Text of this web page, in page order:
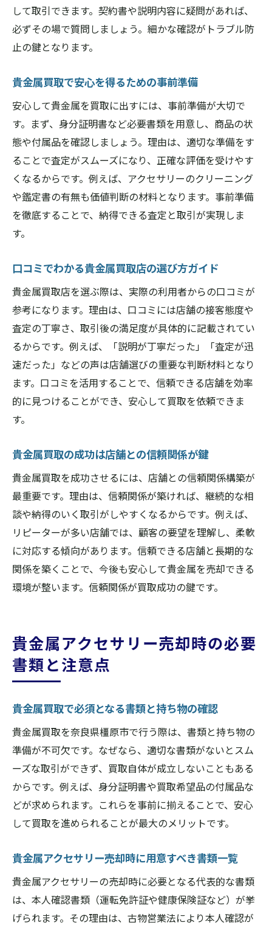
アクセサリー買取で生活にゆとりを生む方
法
貴金属買取後の資金活用術と注意点の紹介
現金化した貴金属で資産運用を始めるヒン
ト
貴金属買取を通じて新たな価値を見つける
方法
貴金属アクセサリー現金化後のおすすめ活
用法
して取引できます。契約書や説明内容に疑問があれば、
必ずその場で質問しましょう。細かな確認がトラブル防
止の鍵となります。
貴金属買取で安心を得るための事前準備
安心して貴金属を買取に出すには、事前準備が大切で
す。まず、身分証明書など必要書類を用意し、商品の状
態や付属品を確認しましょう。理由は、適切な準備をす
ることで査定がスムーズになり、正確な評価を受けやす
くなるからです。例えば、アクセサリーのクリーニング
や鑑定書の有無も価値判断の材料となります。事前準備
を徹底することで、納得できる査定と取引が実現しま
す。
口コミでわかる貴金属買取店の選び方ガイド
貴金属買取店を選ぶ際は、実際の利用者からの口コミが
参考になります。理由は、口コミには店舗の接客態度や
査定の丁寧さ、取引後の満足度が具体的に記載されてい
るからです。例えば、「説明が丁寧だった」「査定が迅
速だった」などの声は店舗選びの重要な判断材料となり
ます。口コミを活用することで、信頼できる店舗を効率
的に見つけることができ、安心して買取を依頼できま
す。
貴金属買取の成功は店舗との信頼関係が鍵
貴金属買取を成功させるには、店舗との信頼関係構築が
最重要です。理由は、信頼関係が築ければ、継続的な相
談や納得のいく取引がしやすくなるからです。例えば、
リピーターが多い店舗では、顧客の要望を理解し、柔軟
に対応する傾向があります。信頼できる店舗と長期的な
関係を築くことで、今後も安心して貴金属を売却できる
環境が整います。信頼関係が買取成功の鍵です。
貴金属アクセサリー売却時の必要
書類と注意点
貴金属買取で必須となる書類と持ち物の確認
貴金属買取を奈良県橿原市で行う際は、書類と持ち物の
準備が不可欠です。なぜなら、適切な書類がないとスム
ーズな取引ができず、買取自体が成立しないこともある
からです。例えば、身分証明書や買取希望品の付属品な
どが求められます。これらを事前に揃えることで、安心
して買取を進められることが最大のメリットです。
貴金属アクセサリー売却時に用意すべき書類一覧
貴金属アクセサリーの売却時に必要となる代表的な書類
は、本人確認書類（運転免許証や健康保険証など）が挙
げられます。その理由は、古物営業法により本人確認が